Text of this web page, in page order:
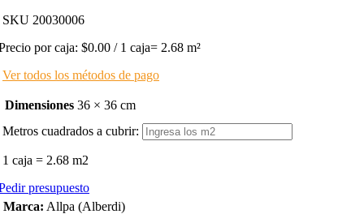
SKU 20030006
por caja: $0.00 / 1 caja= 2.68 m²
Ver todos los métodos de pago
Dimensiones 36 × 36 cm
Metros cuadrados a cubrir:
1 caja = 2.68 m2
presupuesto
Marca: Allpa (Alberdi)